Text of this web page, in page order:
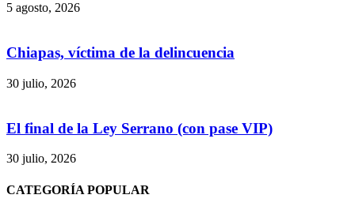
5 agosto, 2026
Chiapas, víctima de la delincuencia
30 julio, 2026
El final de la Ley Serrano (con pase VIP)
30 julio, 2026
CATEGORÍA POPULAR